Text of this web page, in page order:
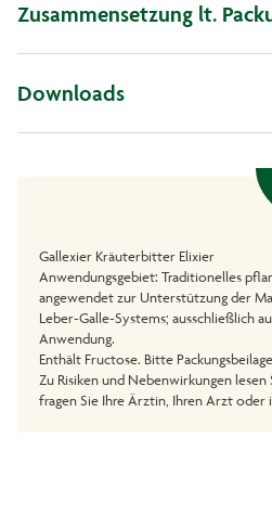
Zusammensetzung lt.
Downloads
Gallexier Kräuterbitter Elixier
Anwendungsgebiet: Traditionelles
angewendet zur Unterstützung der
Leber-Galle-Systems; ausschließlich
Anwendung.
Enthält Fructose. Bitte
Zu Risiken und Nebenwirkungen lesen
fragen Sie Ihre Ärztin, Ihren Arzt oder